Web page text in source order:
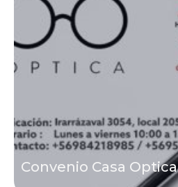
Convenio Casa Optica